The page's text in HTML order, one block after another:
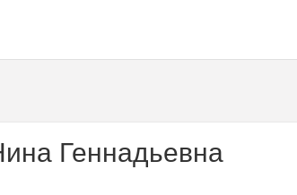
Геннадьевна